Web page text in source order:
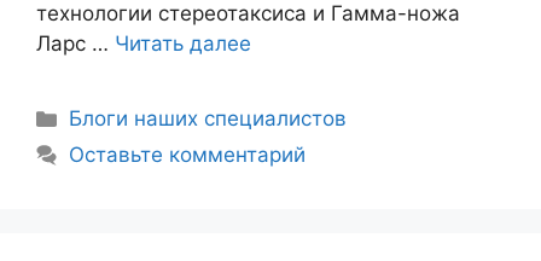
технологии стереотаксиса и Гамма-ножа
Ларс … Читать далее
Блоги наших специалистов
Оставьте комментарий